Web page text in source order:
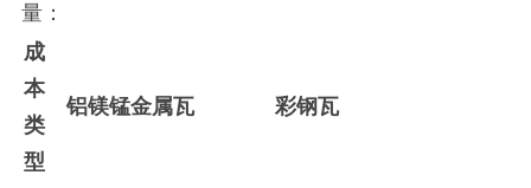
量：
成
本
类
型
铝镁锰金属瓦 彩钢瓦